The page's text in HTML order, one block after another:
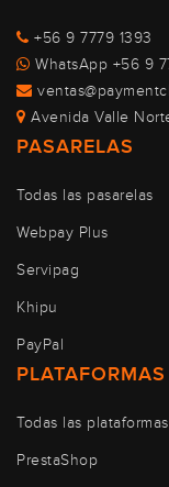
+56 9 7779 1393
WhatsApp +56 9
Avenida Valle
PASARELAS
Todas las pasarelas
Webpay Plus
Servipag
Khipu
PayPal
PLATAFORMAS
Todas las plataformas
PrestaShop